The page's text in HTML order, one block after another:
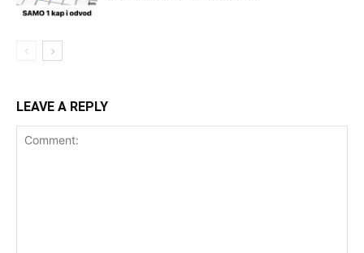
LEAVE A REPLY